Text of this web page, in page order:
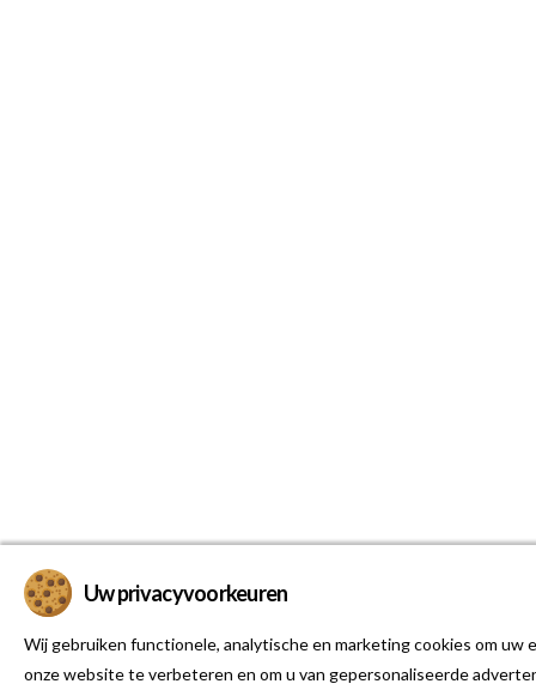
Uw privacyvoorkeuren
Wij gebruiken functionele, analytische en marketing cookies om uw
onze website te verbeteren en om u van gepersonaliseerde